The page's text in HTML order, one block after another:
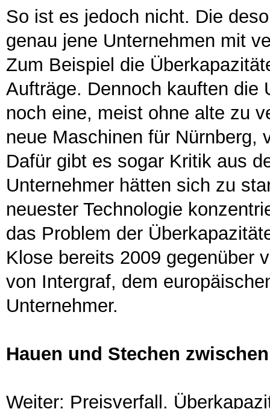
So ist es jedoch nicht. Die
genau jene Unternehmen mit
Zum Beispiel die
Aufträge. Dennoch kauften die
noch eine, meist ohne alte zu
neue Maschinen für Nürnberg,
Dafür gibt es sogar Kritik aus
Unternehmer hätten sich zu
neuester Technologie
das Problem der
Klose bereits 2009 gegenüber
von Intergraf, dem
Unternehmer.
Hauen und Stechen
Weiter: Preisverfall.